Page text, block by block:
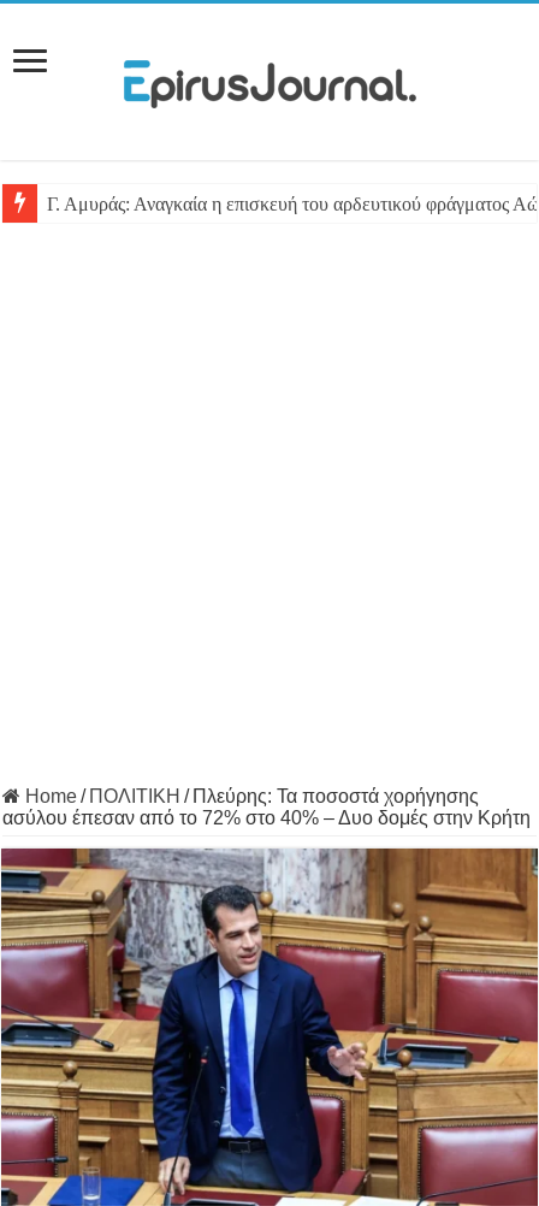
Γ. Αμυράς: Αναγκαία η επισκευή του αρδευτικού φράγματος
Home/ ΠΟΛΙΤΙΚΗ / Πλεύρης: Τα ποσοστά χορήγησης
ασύλου έπεσαν από το 72% στο 40% – Δυο δομές στην Κρήτη